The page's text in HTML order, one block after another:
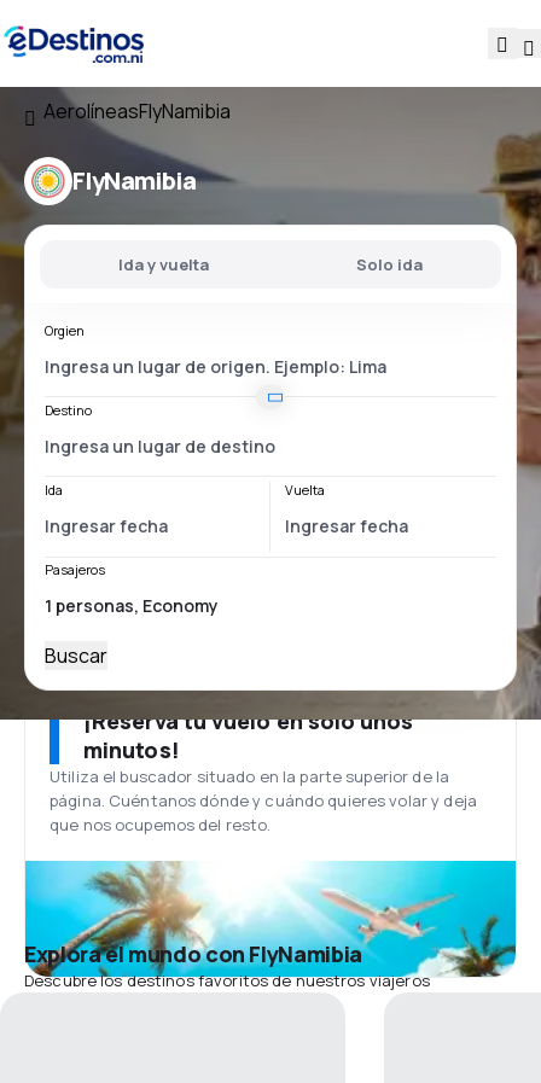
AerolíneasFlyNamibia
FlyNamibia
Ida y vuelta Solo ida
Orgien
Destino
Ida Vuelta
Pasajeros
Buscar
¡Reserva tu vuelo en solo unos
minutos!
Utiliza el buscador situado en la parte superior de la
página. Cuéntanos dónde y cuándo quieres volar y deja
que nos ocupemos del resto.
Explora el mundo con FlyNamibia
Descubre los destinos favoritos de nuestros viajeros